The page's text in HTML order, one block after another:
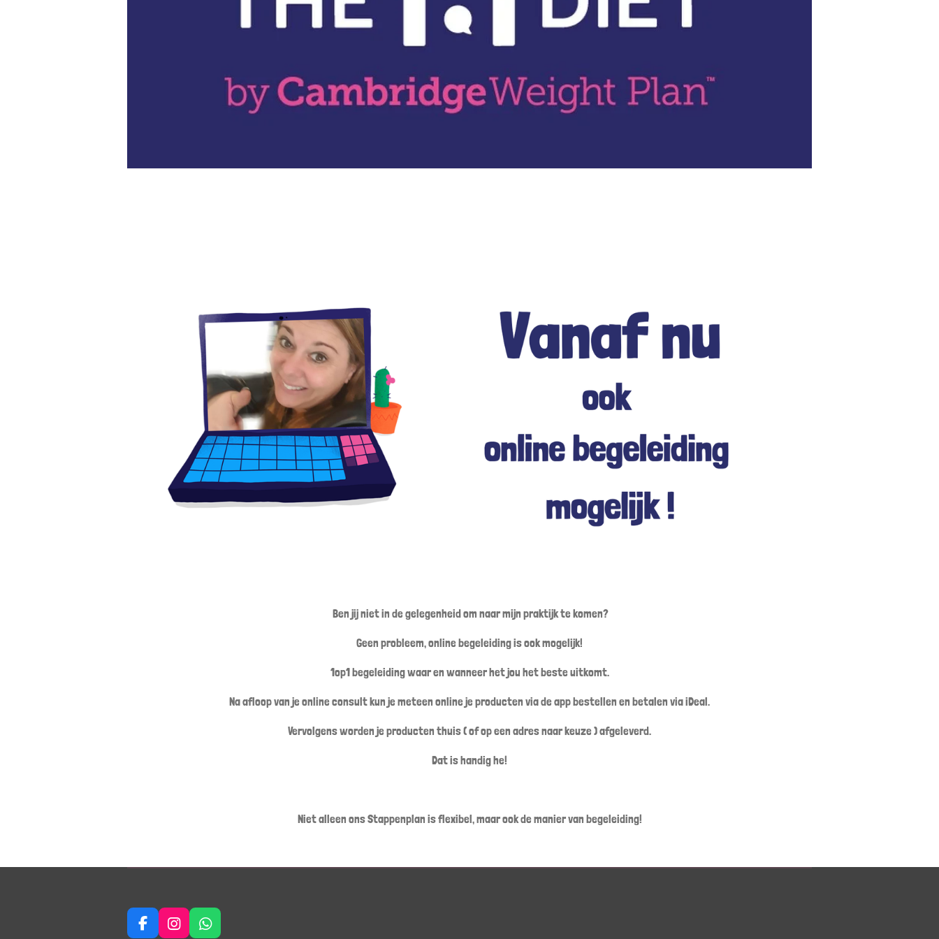
Ben jij niet in de gelegenheid om naar mijn praktijk te komen?
Geen probleem, online begeleiding is ook mogelijk!
1op1 begeleiding waar en wanneer het jou het beste uitkomt.
Na afloop van je online consult kun je meteen online je producten via de app bestellen en betalen via iDeal.
Vervolgens worden je producten thuis ( of op een adres naar keuze ) afgeleverd.
Dat is handig he!
Niet alleen ons Stappenplan is flexibel, maar ook de manier van begeleiding!
F
I
W